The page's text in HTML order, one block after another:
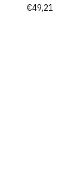
€49,21